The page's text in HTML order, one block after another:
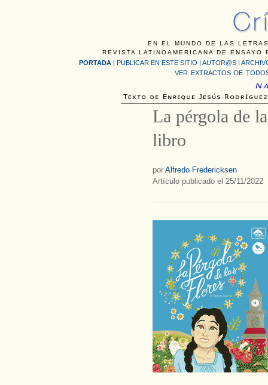
EN EL MUNDO DE LAS
REVISTA LATINOAMERICANA DE
PORTADA | PUBLICAR EN ESTE SITIO | AUTOR@S |
VER EXTRACTOS DE
La pérgola de
libro
por Alfredo Fredericksen
Artículo publicado el 25/11/2022